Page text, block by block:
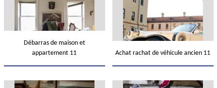
Débarras de maison et
appartement 11
Achat rachat de véhicule ancien 11